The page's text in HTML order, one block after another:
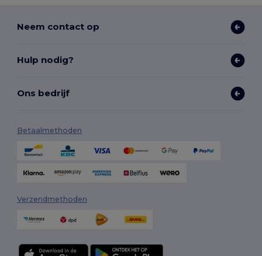
Neem contact op
Hulp nodig?
Ons bedrijf
Betaalmethoden
Verzendmethoden